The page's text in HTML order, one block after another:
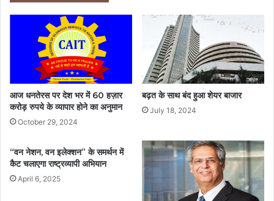
आज धनतेरस पर देश भर में 60 हज़ार
करोड़ रुपये के व्यापार होने का अनुमान
October 29, 2024
बढ़त के साथ बंद हुआ शेयर बाजार
July 18, 2024
“वन नेशन, वन इलेक्शन” के समर्थन में
कैट चलाएगा राष्ट्रव्यापी अभियान
April 6, 2025